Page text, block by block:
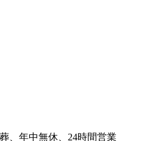
、年中無休、24時間営業